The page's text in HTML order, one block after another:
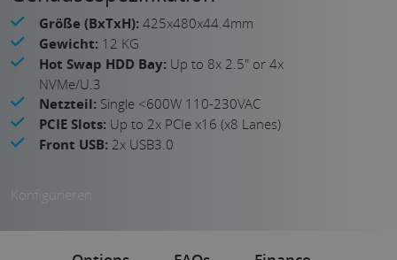
Größe (BxTxH): 425x480x44.4mm
Gewicht: 12 KG
Hot Swap HDD Bay: Up to 8x 2.5" or 4x
NVMe/U.3
Netzteil: Single <600W 110-230VAC
PCIE Slots: Up to 2x PCIe x16 (x8 Lanes)
Front USB: 2x USB3.0
Konfigurieren